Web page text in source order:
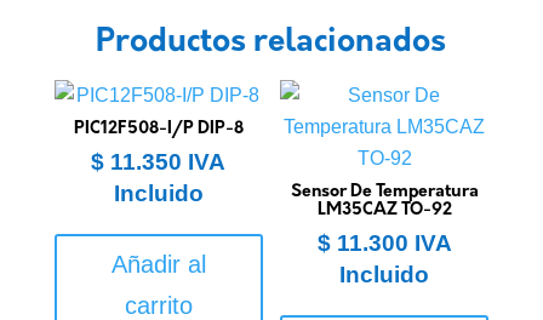
Productos relacionados
PIC12F508-I/P DIP-8
$ 11.350 IVA
Incluido
Añadir al
carrito
Sensor De Temperatura
LM35CAZ TO-92
$11.300 IVA
Incluido